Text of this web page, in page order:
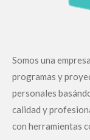
Somos una
programas y
personales
calidad y
con herramientas